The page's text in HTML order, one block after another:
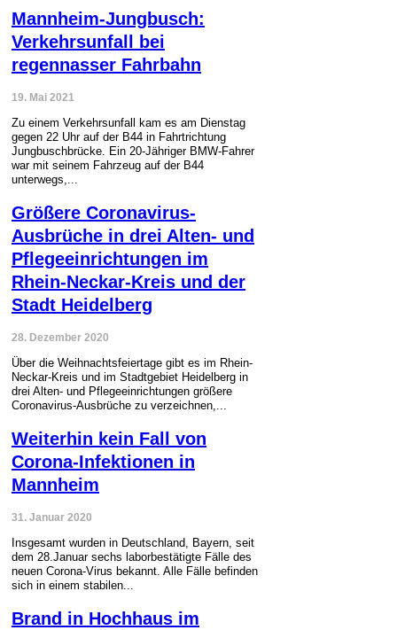
Mannheim-Jungbusch:
Verkehrsunfall bei
regennasser Fahrbahn
19. Mai 2021
Zu einem Verkehrsunfall kam es am Dienstag
gegen 22 Uhr auf der B44 in Fahrtrichtung
Jungbuschbrücke. Ein 20-Jähriger BMW-Fahrer
war mit seinem Fahrzeug auf der B44
unterwegs,...
Größere Coronavirus-
Ausbrüche in drei Alten- und
Pflegeeinrichtungen im
Rhein-Neckar-Kreis und der
Stadt Heidelberg
28. Dezember 2020
Über die Weihnachtsfeiertage gibt es im Rhein-
Neckar-Kreis und im Stadtgebiet Heidelberg in
drei Alten- und Pflegeeinrichtungen größere
Coronavirus-Ausbrüche zu verzeichnen,...
Weiterhin kein Fall von
Corona-Infektionen in
Mannheim
31. Januar 2020
Insgesamt wurden in Deutschland, Bayern, seit
dem 28.Januar sechs laborbestätigte Fälle des
neuen Corona-Virus bekannt. Alle Fälle befinden
sich in einem stabilen...
Brand in Hochhaus im